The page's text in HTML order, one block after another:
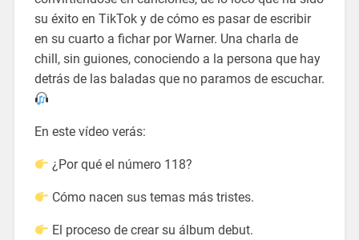
su éxito en TikTok y de cómo es pasar de escribir
en su cuarto a fichar por Warner. Una charla de
chill, sin guiones, conociendo a la persona que hay
detrás de las baladas que no paramos de escuchar.
En este vídeo verás:
¿Por qué el número 118?
Cómo nacen sus temas más tristes.
El proceso de crear su álbum debut.